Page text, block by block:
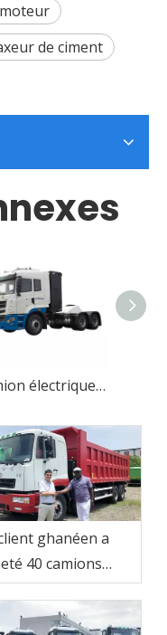
de ciment
Camion électrique robuste de luxe pour le fret urbain
ghanéen a
40 camions